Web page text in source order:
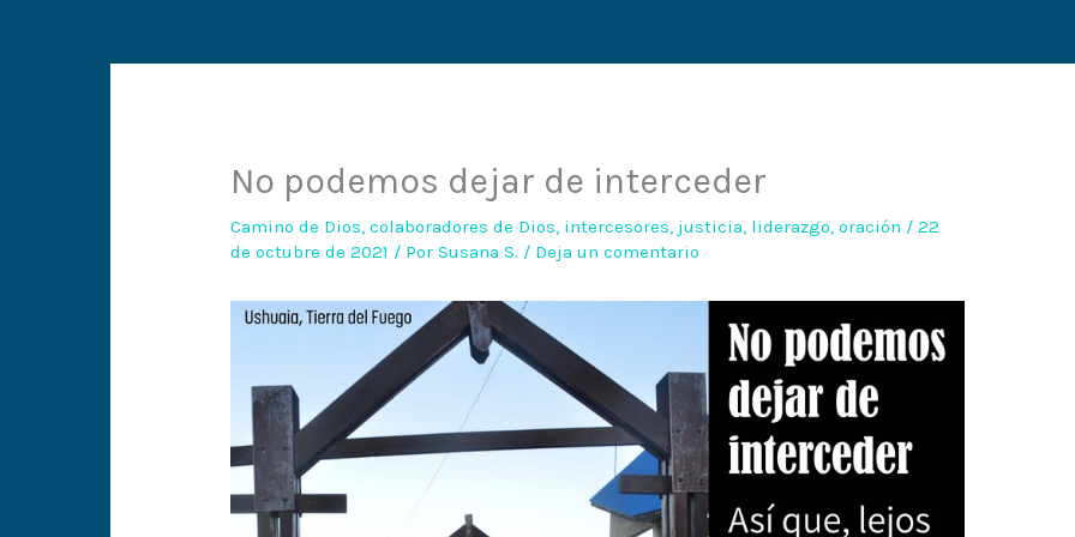
No podemos dejar de interceder
Camino de Dios,colaboradores de Dios, intercesores, justicia, liderazgo,oración /22
de octubre de 2021 / PorSusana S. / Deja un comentario